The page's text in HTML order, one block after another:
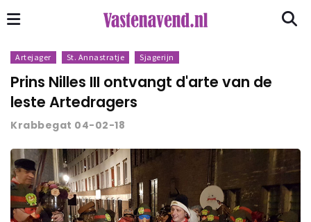
Artejager St. Annastratje Sjagerijn
Prins Nilles III ontvangt d'arte van de
leste Artedragers
Krabbegat 04-02-18